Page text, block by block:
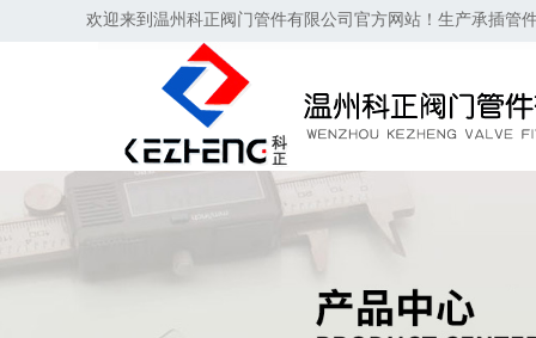
欢迎来到温州科正阀门管件有限公司官方网站！生产承插管